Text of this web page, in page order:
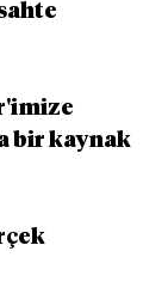
bir kaynak